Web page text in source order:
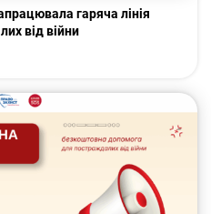
гаряча лінія
від війни